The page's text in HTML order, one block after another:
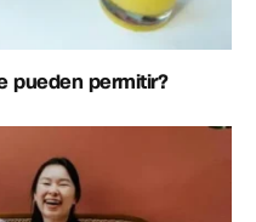
pueden permitir?